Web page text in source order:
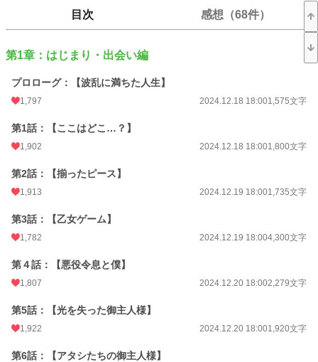
298 pt
月間ポイント
年間ポイント 336,910 pt (1,709 位)
累計ポイント
目次 感想（68件）
第1章：はじまり・出会い編
プロローグ：【波乱に満ちた人生】
1,797 2024.12.18 18:001,575文字
第1話：【ここはどこ…？】
1,902 2024.12.18 18:001,800文字
第2話：【揃ったピース】
1,913 2024.12.19 18:001,735文字
第3話：【乙女ゲーム】
1,782 2024.12.19 18:004,300文字
第４話：【悪役令息と僕】
1,807 2024.12.20 18:002,279文字
第5話：【光を失った御主人様】
1,922 2024.12.20 18:001,920文字
第6話：【アタシたちの御主人様】